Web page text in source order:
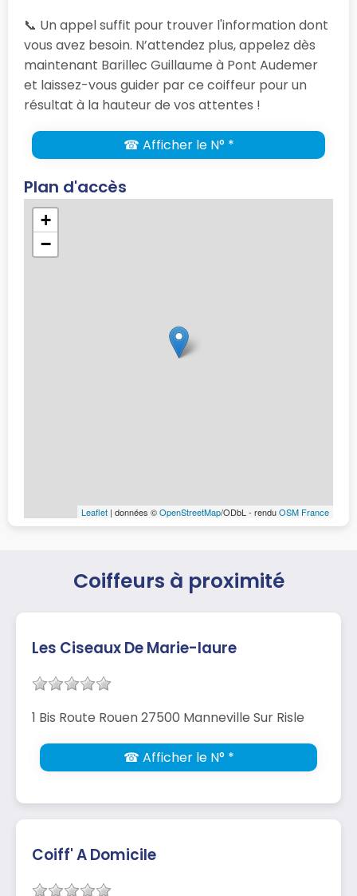
📞 Un appel suffit pour trouver l'information dont
vous avez besoin. N’attendez plus, appelez dès
maintenant Barillec Guillaume à Pont Audemer
et laissez-vous guider par ce coiffeur pour un
résultat à la hauteur de vos attentes !
☎ Afficher le N° *
Plan d'accès
+
−
Leaflet | données ©OpenStreetMap/ODbL - renduOSM France
Coiffeurs à proximité
Les Ciseaux De Marie-laure
1 Bis Route Rouen 27500 Manneville Sur Risle
☎ Afficher le N° *
Coiff' A Domicile